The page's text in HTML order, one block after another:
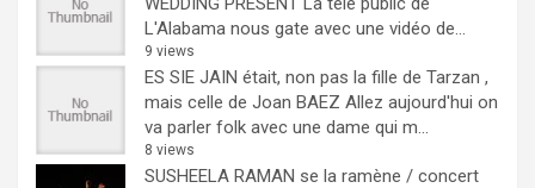
L'Alabama nous gate avec une vidéo de...
9 views
ES SIE JAIN était, non pas la fille de Tarzan ,
mais celle de Joan BAEZ Allez aujourd'hui on
va parler folk avec une dame qui m...
8 views
SUSHEELA RAMAN se la ramène / concert